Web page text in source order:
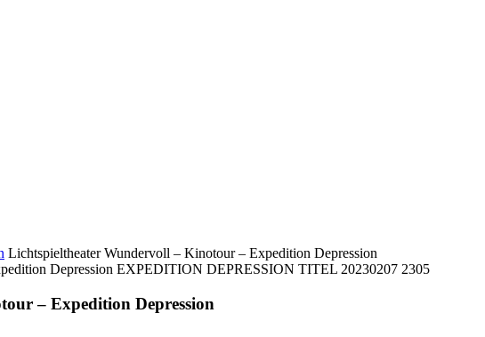
Lichtspieltheater Wundervoll – Kinotour – Expedition Depression
– Expedition Depression